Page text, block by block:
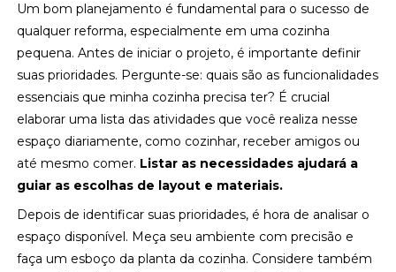
Um bom planejamento é fundamental para o sucesso de
qualquer reforma, especialmente em uma cozinha
pequena. Antes de iniciar o projeto, é importante definir
suas prioridades. Pergunte-se: quais são as funcionalidades
essenciais que minha cozinha precisa ter? É crucial
elaborar uma lista das atividades que você realiza nesse
espaço diariamente, como cozinhar, receber amigos ou
até mesmo comer. Listar as necessidades ajudará a
guiar as escolhas de layout e materiais.
Depois de identificar suas prioridades, é hora de analisar o
espaço disponível. Meça seu ambiente com precisão e
faça um esboço da planta da cozinha. Considere também